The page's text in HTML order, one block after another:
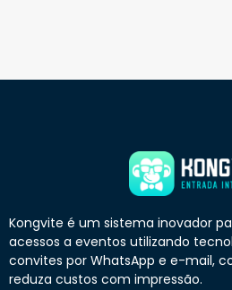
Kongvite é um sistema inovador
acessos a eventos utilizando
convites por WhatsApp e e-mail,
reduza custos com impressão.